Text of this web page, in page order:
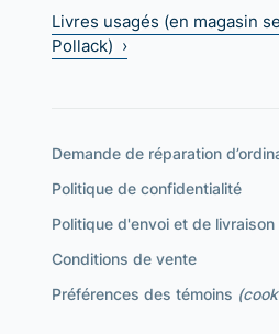
Livres usagés (en magasin
Pollack) ›
Demande de réparation
Politique de confidentialité
Politique d'envoi et de livraison
Conditions de vente
Préférences des témoins